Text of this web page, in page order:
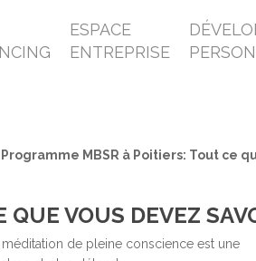
ESPACE
ENTREPRISE
Programme MBSR à Poitiers: Tout ce
QUE VOUS DEVEZ
de pleine conscience est une